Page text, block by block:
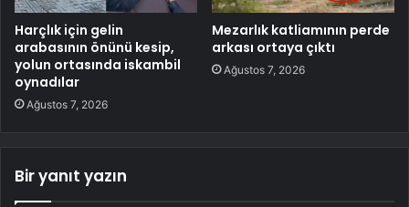
Harçlık için gelin
arabasının önünü kesip,
yolun ortasında iskambil
oynadılar
Ağustos 7, 2026
Mezarlık katliamının perde
arkası ortaya çıktı
Ağustos 7, 2026
Bir yanıt yazın